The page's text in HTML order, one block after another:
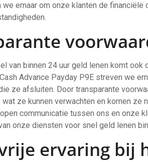
we ernaar om onze klanten de
van binnen 24 uur geld lenen komt
Advance Payday P9E streven we
ze afsluiten. Door transparante
ze kunnen verwachten en komen
communicatie tussen ons en onze
onze diensten voor snel geld lenen
ervaring bij